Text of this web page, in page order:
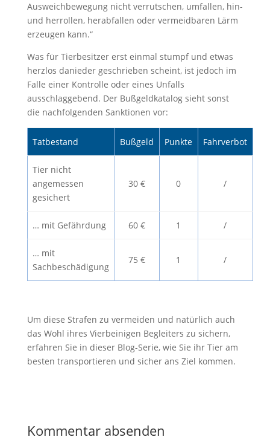
Ausweichbewegung nicht verrutschen, umfallen, hin-
und herrollen, herabfallen oder vermeidbaren Lärm
erzeugen kann.“
Was für Tierbesitzer erst einmal stumpf und etwas
herzlos danieder geschrieben scheint, ist jedoch im
Falle einer Kontrolle oder eines Unfalls
ausschlaggebend. Der Bußgeldkatalog sieht sonst
die nachfolgenden Sanktionen vor:
Tatbestand Bußgeld Punkte Fahrverbot
Tier nicht
angemessen
gesichert
30 € 0 /
… mit Gefährdung 60 € 1 /
… mit
Sachbeschädigung
75 € 1 /
Um diese Strafen zu vermeiden und natürlich auch
das Wohl ihres Vierbeinigen Begleiters zu sichern,
erfahren Sie in dieser Blog-Serie, wie Sie ihr Tier am
besten transportieren und sicher ans Ziel kommen.
Kommentar absenden